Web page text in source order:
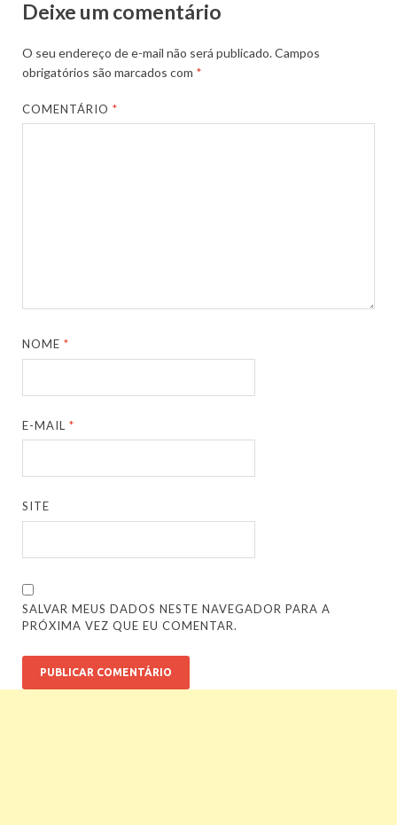
Deixe um comentário
O seu endereço de e-mail não será publicado.Campos
obrigatórios são marcados com *
COMENTÁRIO*
NOME*
E-MAIL*
SITE
SALVAR MEUS DADOS NESTE NAVEGADOR PARA A
PRÓXIMA VEZ QUE EU COMENTAR.